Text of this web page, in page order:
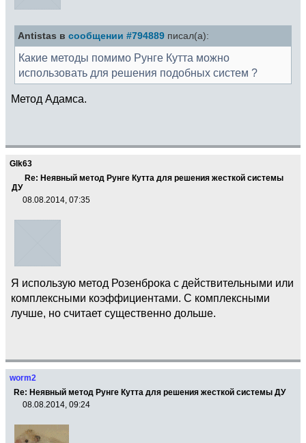
Antistas в сообщении #794889 писал(а):
Какие методы помимо Рунге Кутта можно
использовать для решения подобных систем ?
Метод Адамса.
Glk63
Re: Неявный метод Рунге Кутта для решения жесткой системы
ДУ
08.08.2014, 07:35
Я использую метод Розенброка с действительными или
комплексными коэффициентами. С комплексными
лучше, но считает существенно дольше.
worm2
Re: Неявный метод Рунге Кутта для решения жесткой системы ДУ
08.08.2014, 09:24